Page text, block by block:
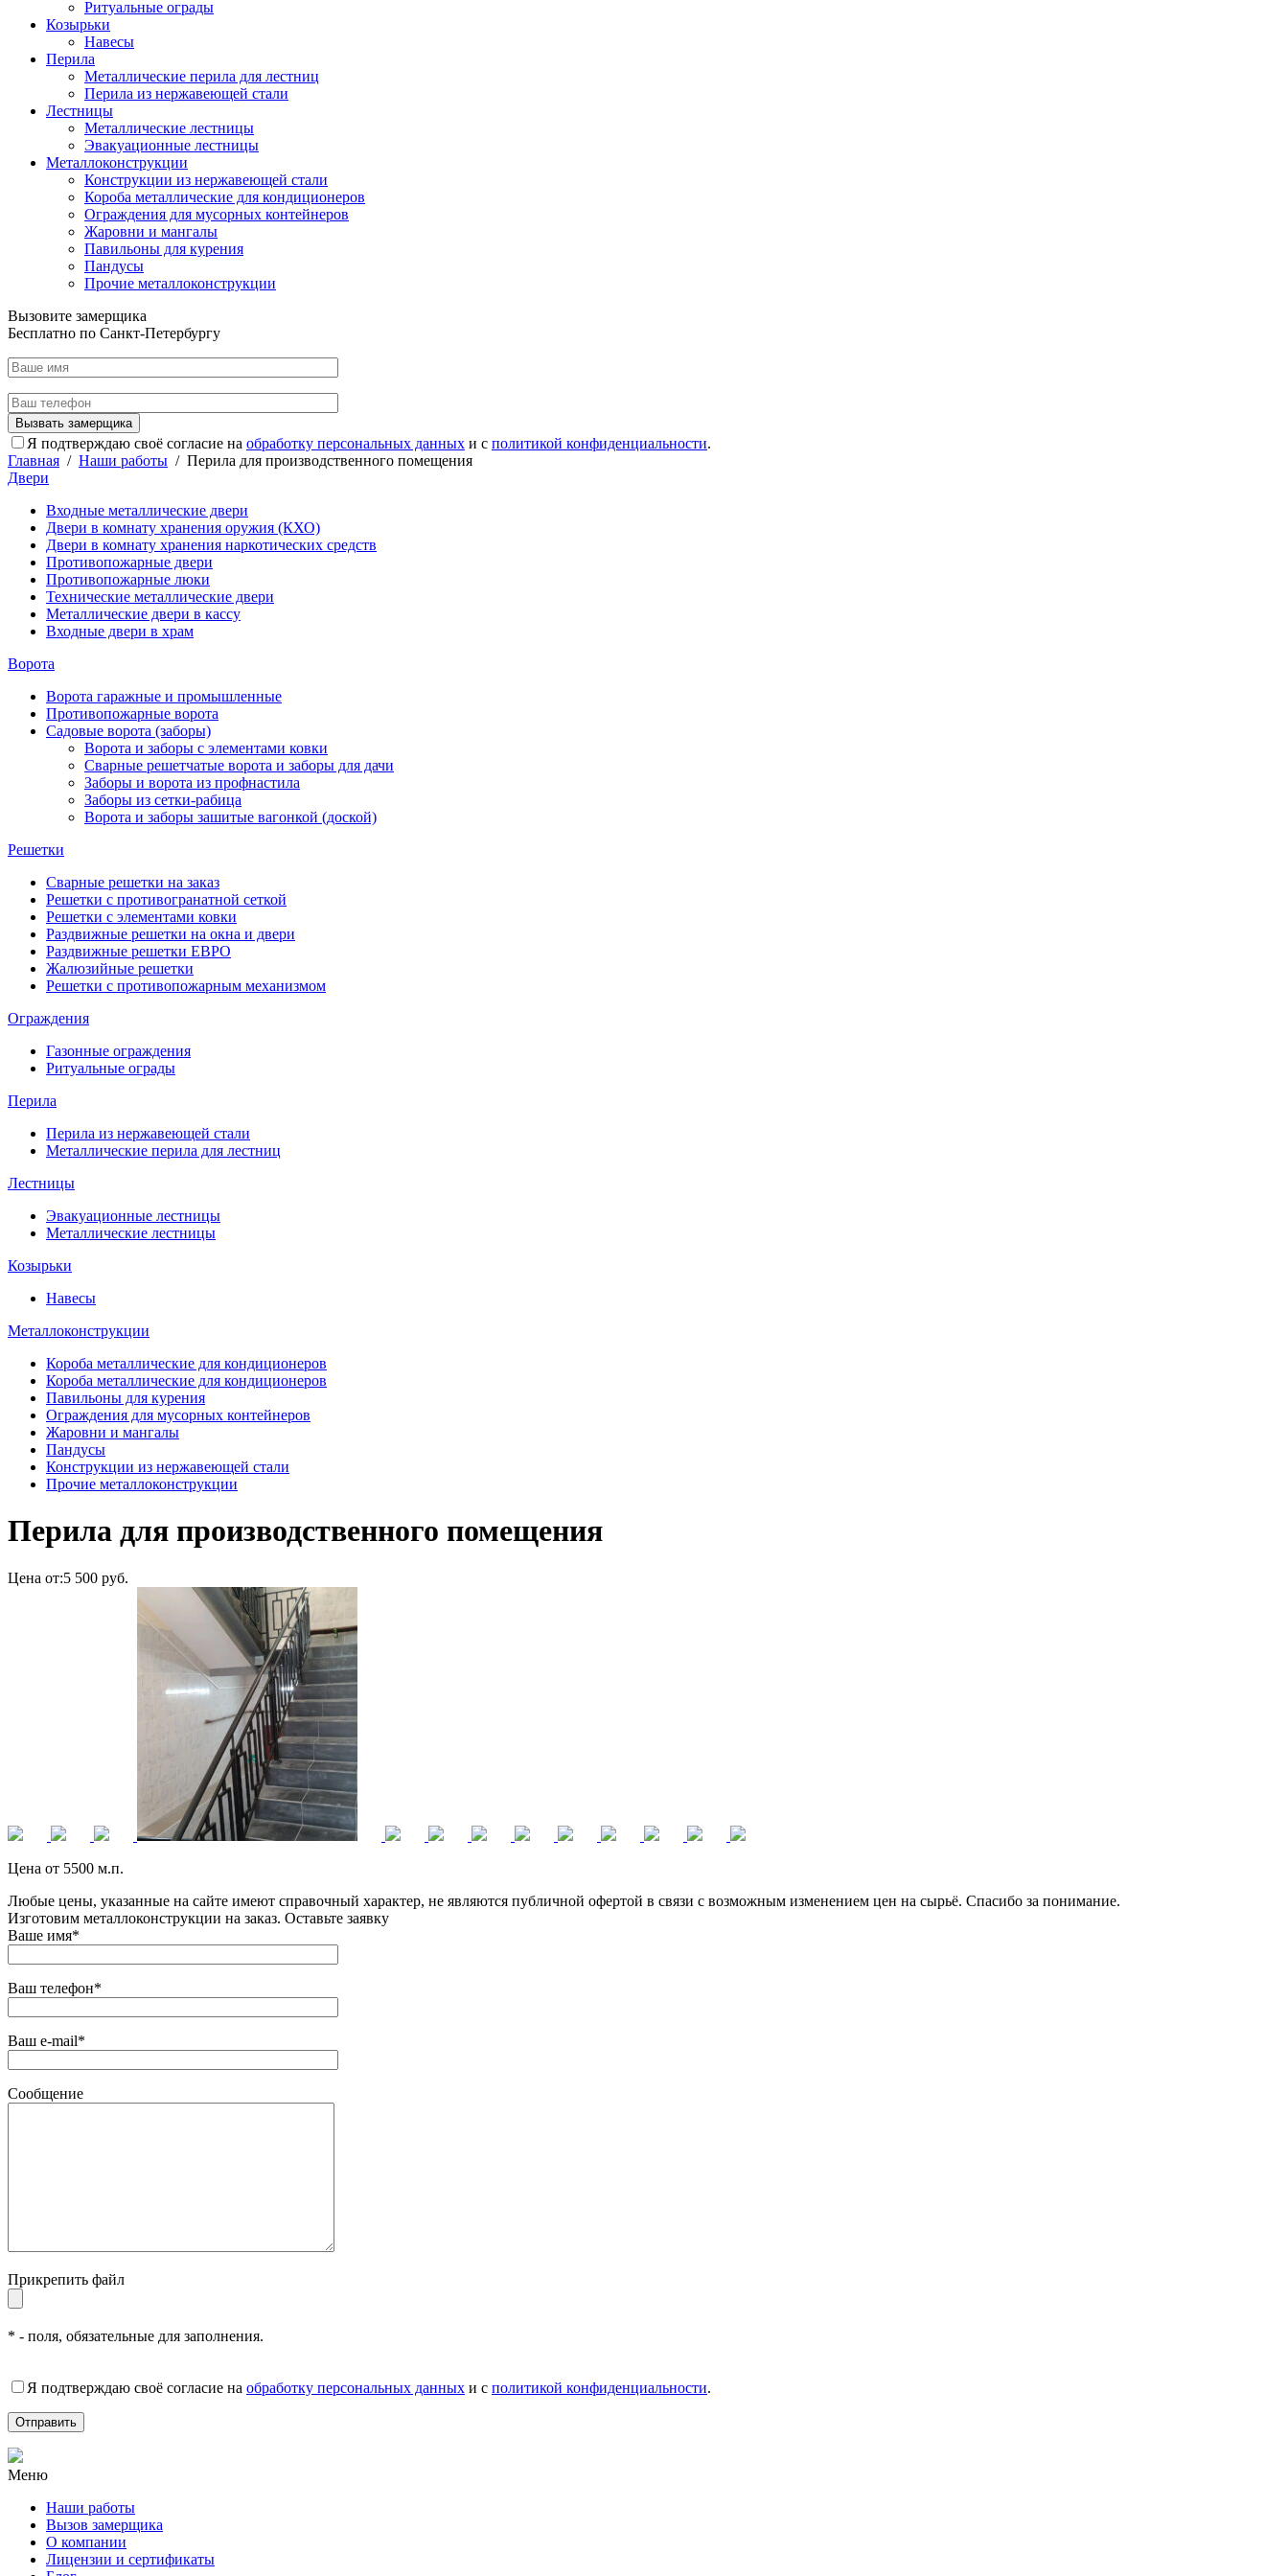
Ритуальные ограды
Козырьки
Навесы
Перила
Металлические перила для лестниц
Перила из нержавеющей стали
Лестницы
Металлические лестницы
Эвакуационные лестницы
Металлоконструкции
Конструкции из нержавеющей стали
Короба металлические для кондиционеров
Ограждения для мусорных контейнеров
Жаровни и мангалы
Павильоны для курения
Пандусы
Прочие металлоконструкции
Вызовите замерщика
Бесплатно по Санкт-Петербургу
Я подтверждаю своё согласие на обработку персональных данных и с политикой конфиденциальности.
Главная / Наши работы / Перила для производственного помещения
Двери
Входные металлические двери
Двери в комнату хранения оружия (КХО)
Двери в комнату хранения наркотических средств
Противопожарные двери
Противопожарные люки
Технические металлические двери
Металлические двери в кассу
Входные двери в храм
Ворота
Ворота гаражные и промышленные
Противопожарные ворота
Садовые ворота (заборы)
Ворота и заборы с элементами ковки
Сварные решетчатые ворота и заборы для дачи
Заборы и ворота из профнастила
Заборы из сетки-рабица
Ворота и заборы зашитые вагонкой (доской)
Решетки
Сварные решетки на заказ
Решетки с противогранатной сеткой
Решетки с элементами ковки
Раздвижные решетки на окна и двери
Раздвижные решетки ЕВРО
Жалюзийные решетки
Решетки с противопожарным механизмом
Ограждения
Газонные ограждения
Ритуальные ограды
Перила
Перила из нержавеющей стали
Металлические перила для лестниц
Лестницы
Эвакуационные лестницы
Металлические лестницы
Козырьки
Навесы
Металлоконструкции
Короба металлические для кондиционеров
Короба металлические для кондиционеров
Павильоны для курения
Ограждения для мусорных контейнеров
Жаровни и мангалы
Пандусы
Конструкции из нержавеющей стали
Прочие металлоконструкции
Перила для производственного помещения
Цена от:5 500 руб.
Цена от 5500 м.п.
Любые цены, указанные на сайте имеют справочный характер, не являются публичной офертой в связи с возможным изменением цен на сырьё. Спасибо за понимание.
Изготовим металлоконструкции на заказ. Оставьте заявку
Ваше имя*
Ваш телефон*
Ваш e-mail*
Сообщение
Прикрепить файл
* - поля, обязательные для заполнения.
Я подтверждаю своё согласие на обработку персональных данных и с политикой конфиденциальности.
Меню
Наши работы
Вызов замерщика
О компании
Лицензии и сертификаты